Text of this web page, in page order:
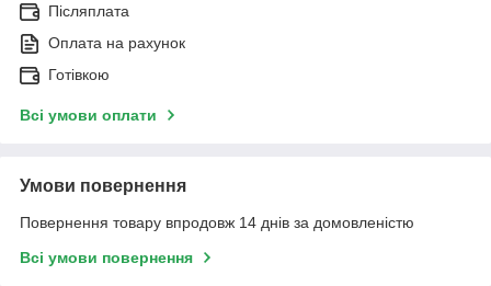
Післяплата
Оплата на рахунок
Готівкою
Всі умови оплати
Умови повернення
Повернення товару впродовж 14 днів за домовленістю
Всі умови повернення